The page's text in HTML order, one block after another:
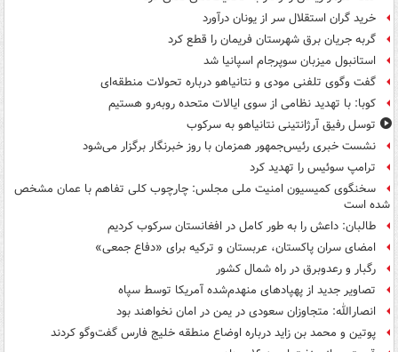
خرید گران استقلال سر از یونان درآورد
گربه جریان برق شهرستان فریمان را قطع کرد
استانبول میزبان سوپرجام اسپانیا شد
گفت وگوی تلفنی مودی و نتانیاهو درباره تحولات منطقه‌ای
کوبا: با تهدید نظامی از سوی ایالات متحده روبه‌رو هستیم
توسل رفیق آرژانتینی نتانیاهو به سرکوب
نشست خبری رئیس‌جمهور همزمان با روز خبرنگار برگزار می‌شود
ترامپ سوئیس را تهدید کرد
سخنگوی کمیسیون امنیت ملی مجلس: چارچوب کلی تفاهم با عمان مشخص
شده است
طالبان: داعش را به طور کامل در افغانستان سرکوب کردیم
امضای سران پاکستان، عربستان و ترکیه برای «دفاع جمعی»
رگبار و رعدوبرق در راه شمال کشور
تصاویر جدید از پهپادهای منهدم‌شده آمریکا توسط سپاه
انصارالله: متجاوزان سعودی در یمن در امان نخواهند بود
پوتین و محمد بن زاید درباره اوضاع منطقه خلیج فارس گفت‌وگو کردند